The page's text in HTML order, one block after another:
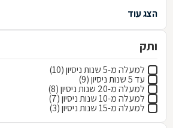
הצג עוד
ותק
למעלה מ-5 שנות ניסיון (10)
עד 5 שנות ניסיון (9)
למעלה מ-20 שנות ניסיון (8)
למעלה מ-10 שנות ניסיון (7)
למעלה מ-15 שנות ניסיון (3)